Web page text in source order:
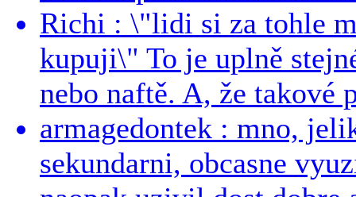
Richi : \"lidi si za tohle
kupuji\" To je uplně
nebo naftě. A, že takové
armagedontek : mno,
sekundarni, obcasne